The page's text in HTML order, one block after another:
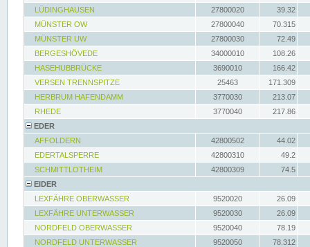
LÜDINGHAUSEN
27800020
39.32
MÜNSTER OW
27800040
70.315
MÜNSTER UW
27800030
72.49
BERGESHÖVEDE
34000010
108.26
HASEHUBBRÜCKE
3690010
166.42
VERSEN TRENNSPITZE
25463
171.309
HERBRUM HAFENDAMM
3770030
213.07
RHEDE
3770040
217.86
EDER
AFFOLDERN
42800502
44.02
EDERTALSPERRE
42800310
49.2
SCHMITTLOTHEIM
42800309
74.5
EIDER
LEXFÄHRE OBERWASSER
9520020
26.09
LEXFÄHRE UNTERWASSER
9520030
26.09
NORDFELD OBERWASSER
9520040
78.19
NORDFELD UNTERWASSER
9520050
78.312